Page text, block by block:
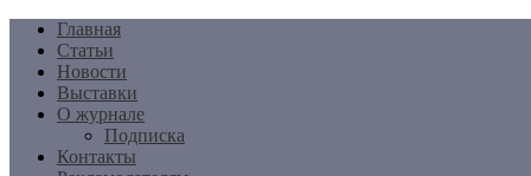
Перейти
содержимому
Главная
Статьи
Новости
Выставки
О журнале
Подписка
Контакты